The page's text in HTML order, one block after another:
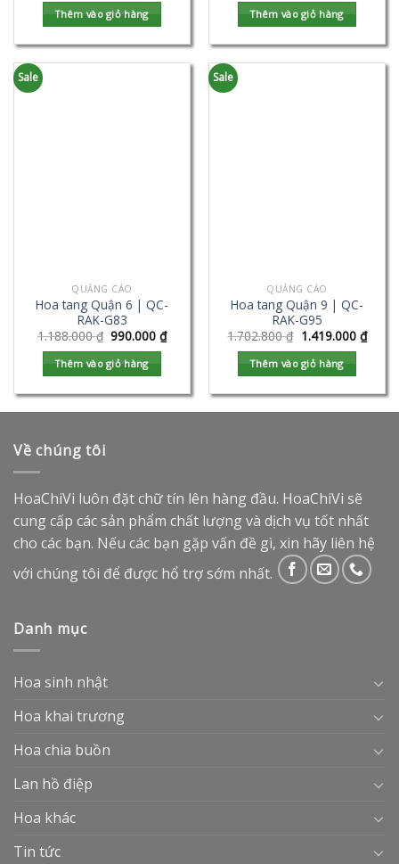
Thêm vào giỏ hàng Thêm vào giỏ hàng
Sale
QUẢNG CÁO
Hoa tang Quận 6 | QC-
RAK-G83
1.188.000₫ 990.000₫
Thêm vào giỏ hàng
Sale
QUẢNG CÁO
Hoa tang Quận 9 | QC-
RAK-G95
1.702.800₫ 1.419.000 ₫
Thêm vào giỏ hàng
Về chúng tôi
HoaChiVi luôn đặt chữ tín lên hàng đầu. HoaChiVi sẽ
cung cấp các sản phẩm chất lượng và dịch vụ tốt nhất
cho các bạn. Nếu các bạn gặp vấn đề gì, xin hãy liên hệ
với chúng tôi để được hổ trợ sớm nhất.
Danh mục
Hoa sinh nhật
Hoa khai trương
Hoa chia buồn
Lan hồ điệp
Hoa khác
Tin tức